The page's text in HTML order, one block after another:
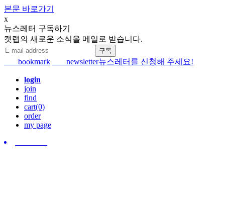
본문 바로가기
x
뉴스레터 구독하기
캣랩의 새로운 소식을 메일로 받습니다.
bookmark newsletter뉴스레터를 신청해 주세요!
login
join
find
cart(0)
order
my page